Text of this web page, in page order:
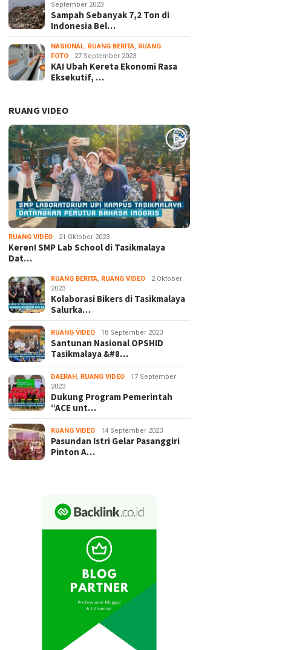
September 2023
Sampah Sebanyak 7,2 Ton di
Indonesia Bel…
NASIONAL, RUANG BERITA, RUANG
FOTO
27 September 2023
KAI Ubah Kereta Ekonomi Rasa
Eksekutif, …
RUANG VIDEO
RUANG VIDEO 21 Oktober 2023
Keren! SMP Lab School di Tasikmalaya
Dat…
RUANG BERITA, RUANG VIDEO
2 Oktober
2023
Kolaborasi Bikers di Tasikmalaya
Salurka…
RUANG VIDEO 18 September 2023
Santunan Nasional OPSHID
Tasikmalaya &#8…
DAERAH , RUANG VIDEO
17 September
2023
Dukung Program Pemerintah
“ACE unt…
RUANG VIDEO 14 September 2023
Pasundan Istri Gelar Pasanggiri
Pinton A…